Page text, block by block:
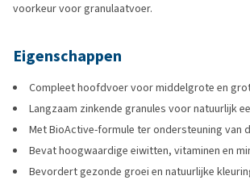
voorkeur voor granulaatvoer.
Eigenschappen
Compleet hoofdvoer voor middelgrote en
Langzaam zinkende granules voor natuurlijk
Met BioActive-formule ter ondersteuning van
Bevat hoogwaardige eiwitten, vitaminen en
Bevordert gezonde groei en natuurlijke